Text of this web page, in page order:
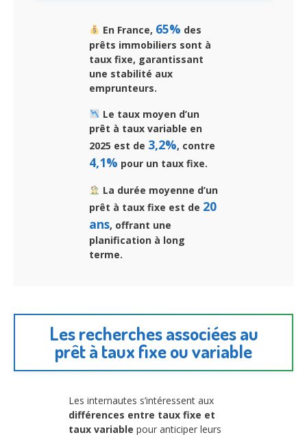
En France, 65% des
prêts immobiliers sont à
taux fixe, garantissant
une stabilité aux
emprunteurs.
Le taux moyen d’un
prêt à taux variable en
2025 est de 3,2%, contre
4,1% pour un taux fixe.
La durée moyenne d’un
prêt à taux fixe est de 20
ans, offrant une
planification à long
terme.
Les recherches associées au
prêt à taux fixe ou variable
Les internautes s’intéressent aux
différences entre taux fixe et
taux variable pour anticiper leurs